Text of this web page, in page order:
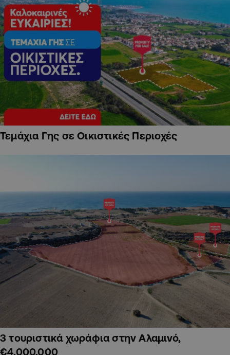
Τεμάχια Γης σε Οικιστικές Περιοχές
3 τουριστικά χωράφια στην Αλαμινό,
€4,000,000